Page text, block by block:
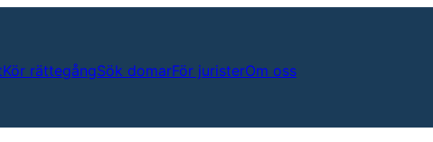
Kör rättegångSök domarFör juristerOm oss